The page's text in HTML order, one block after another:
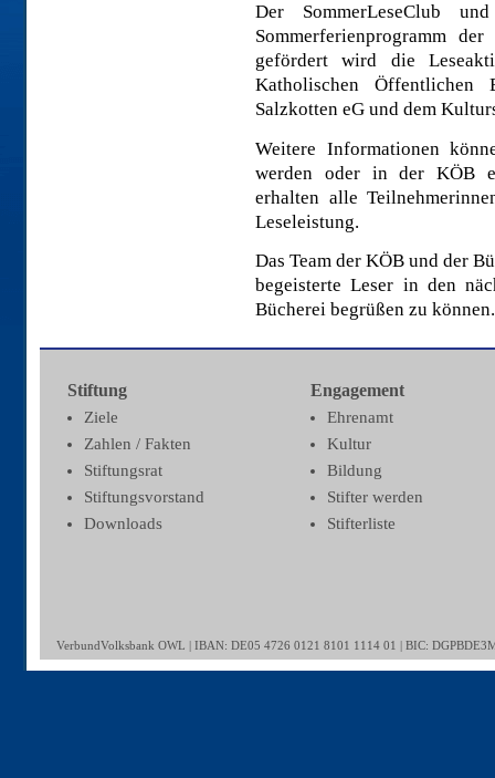
Der SommerLeseClub
Sommerferienprogramm
gefördert wird die
Katholischen Öffentlichen
Salzkotten eG und dem
Weitere Informationen
werden oder in der KÖB
erhalten alle
Leseleistung.
Das Team der KÖB und der
begeisterte Leser in den
Bücherei begrüßen zu können.
Stiftung
Ziele
Zahlen / Fakten
Stiftungsrat
Stiftungsvorstand
Downloads
Engagement
Ehrenamt
Kultur
Bildung
Stifter werden
Stifterliste
VerbundVolksbank OWL | IBAN: DE05 4726 0121 8101 1114 01 | BIC: